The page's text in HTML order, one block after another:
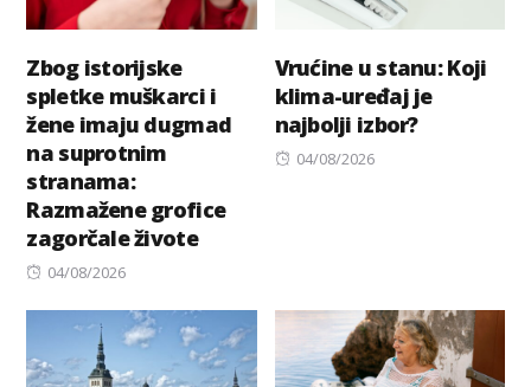
Zbog istorijske
spletke muškarci i
žene imaju dugmad
na suprotnim
stranama:
Razmažene grofice
zagorčale živote
Posted
04/08/2026
Vrućine u stanu: Koji
klima-uređaj je
najbolji izbor?
Posted
04/08/2026